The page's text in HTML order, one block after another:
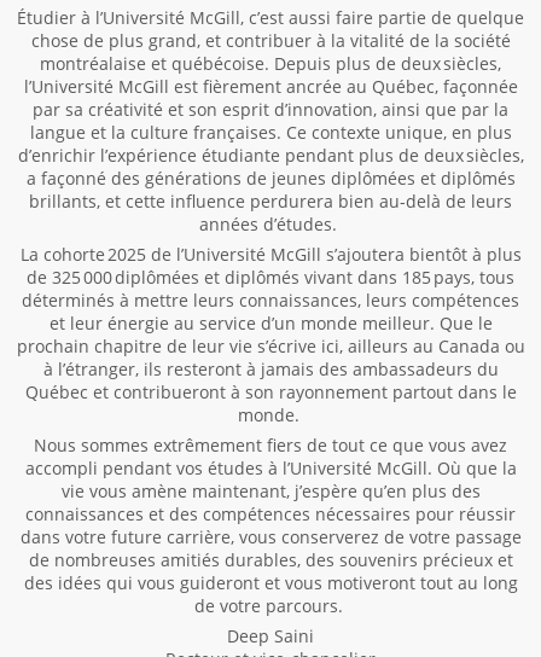
Étudier à l’Université McGill, c’est aussi faire partie de quelque
chose de plus grand, et contribuer à la vitalité de la société
montréalaise et québécoise. Depuis plus de deux siècles,
l’Université McGill est fièrement ancrée au Québec, façonnée
par sa créativité et son esprit d’innovation, ainsi que par la
langue et la culture françaises. Ce contexte unique, en plus
d’enrichir l’expérience étudiante pendant plus de deux siècles,
a façonné des générations de jeunes diplômées et diplômés
brillants, et cette influence perdurera bien au-delà de leurs
années d’études.
La cohorte 2025 de l’Université McGill s’ajoutera bientôt à plus
de 325 000 diplômées et diplômés vivant dans 185 pays, tous
déterminés à mettre leurs connaissances, leurs compétences
et leur énergie au service d’un monde meilleur. Que le
prochain chapitre de leur vie s’écrive ici, ailleurs au Canada ou
à l’étranger, ils resteront à jamais des ambassadeurs du
Québec et contribueront à son rayonnement partout dans le
monde.
Nous sommes extrêmement fiers de tout ce que vous avez
accompli pendant vos études à l’Université McGill. Où que la
vie vous amène maintenant, j’espère qu’en plus des
connaissances et des compétences nécessaires pour réussir
dans votre future carrière, vous conserverez de votre passage
de nombreuses amitiés durables, des souvenirs précieux et
des idées qui vous guideront et vous motiveront tout au long
de votre parcours.
Deep Saini